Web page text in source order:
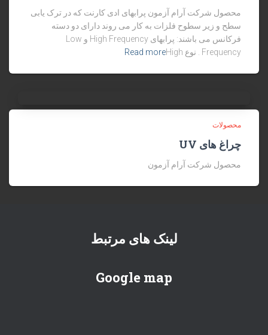
محصول شرکت آرام آزمون پرابهای ادی کارنت که در ترک یابی
سطح و زیر سطوح فلزات به کار می روند دارای دو دسته
فرکانس می باشند: پرابهای High Frequency و Low
Frequency . نوع High
Read more
محصولات
چراغ های UV
محصول شرکت آرام آزمون
لینک های مرتبط
Google map